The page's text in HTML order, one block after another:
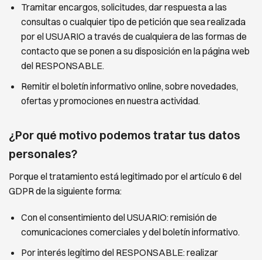
Tramitar encargos, solicitudes, dar respuesta a las
consultas o cualquier tipo de petición que searealizada
por el USUARIO a través de cualquiera de las formas de
contacto que se ponen a sudisposición en la página web
del RESPONSABLE.
Remitir el boletín informativo online, sobre novedades,
ofertas y promociones en nuestra actividad.
¿Por qué motivo podemos tratar tus datos
personales?
Porque el tratamiento está legitimado por el artículo 6 del
GDPR de la siguiente forma:
Con el consentimiento del USUARIO: remisión de
comunicaciones comerciales y del boletín informativo.
Por interés legítimo del RESPONSABLE: realizar